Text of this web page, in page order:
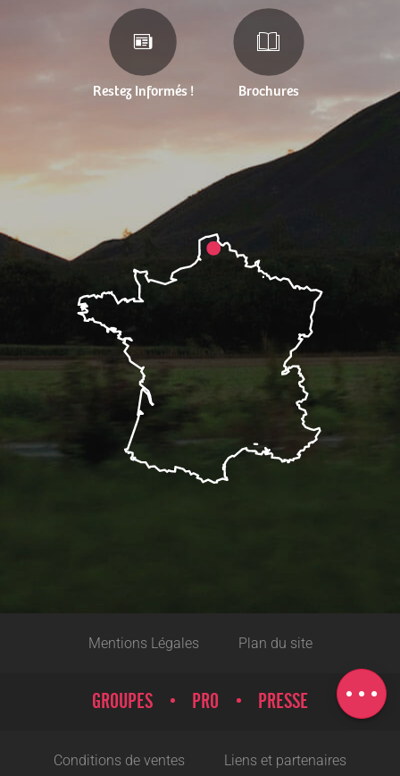
Carte
Restez Informés ! Brochures
Mentions Légales Plan du site
GROUPES PRO PRESSE
Conditions de ventes Liens et partenaires